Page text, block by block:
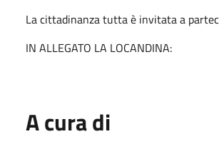
La cittadinanza tutta è invitata a
IN ALLEGATO LA LOCANDINA:
A cura di